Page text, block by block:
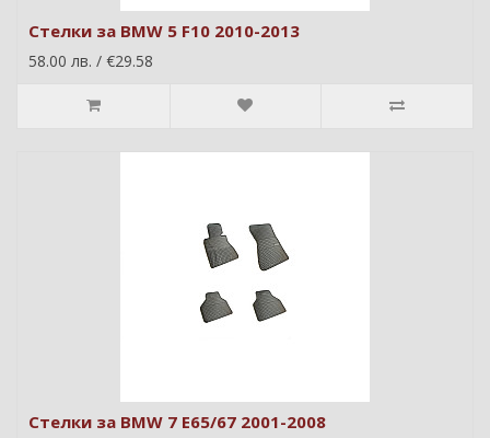
Стелки за BMW 5 F10 2010-2013
58.00 лв. / €29.58
Стелки за BMW 7 E65/67 2001-2008